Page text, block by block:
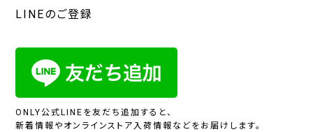
LINEのご登録
ONLY公式LINEを友だち追加すると、
新着情報やオンラインストア入荷情報などをお届けします。